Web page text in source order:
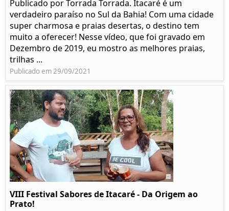
Publicado por Torrada Torrada. Itacaré é um
verdadeiro paraíso no Sul da Bahia! Com uma cidade
super charmosa e praias desertas, o destino tem
muito a oferecer! Nesse vídeo, que foi gravado em
Dezembro de 2019, eu mostro as melhores praias,
trilhas ...
Publicado em 29/09/2021
VIII Festival Sabores de Itacaré - Da Origem ao
Prato!